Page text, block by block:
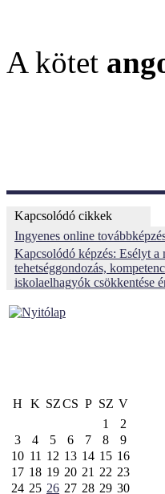
A kötet
Kapcsolódó cikkek
Ingyenes online
Kapcsolódó képzés: Esélyt
tehetséggondozás,
iskolaelhagyók csökkentése
H K SZCS P SZ V
1
2
3
4 5 6 7 8
9
10 11 12 13 14 15 16
17 18 19 20 21 22 23
24 25 26 27 28 29 30